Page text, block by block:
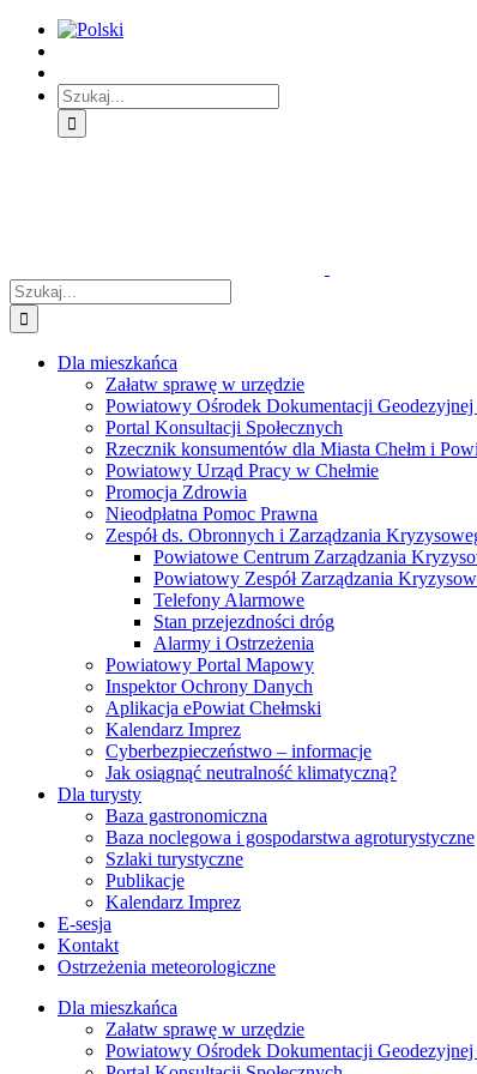
Skip
Treść
główna
Skip
Menu
główne
Skip
Menu
dodatkowe
Szukaj
Szukaj
Dla mieszkańca
Załatw sprawę w urzędzie
Powiatowy Ośrodek Dokumentacji
Portal Konsultacji Społecznych
Rzecznik konsumentów dla Miasta Chełm i
Powiatowy Urząd Pracy w Chełmie
Promocja Zdrowia
Nieodpłatna Pomoc Prawna
Zespół ds. Obronnych i Zarządzania
Powiatowe Centrum Zarządzania
Powiatowy Zespół Zarządzania
Telefony Alarmowe
Stan przejezdności dróg
Alarmy i Ostrzeżenia
Powiatowy Portal Mapowy
Inspektor Ochrony Danych
Aplikacja ePowiat Chełmski
Kalendarz Imprez
Cyberbezpieczeństwo – informacje
Jak osiągnąć neutralność klimatyczną?
Dla turysty
Baza gastronomiczna
Baza noclegowa i gospodarstwa agroturystyczne
Szlaki turystyczne
Publikacje
Kalendarz Imprez
E-sesja
Kontakt
Ostrzeżenia meteorologiczne
Dla mieszkańca
Załatw sprawę w urzędzie
Powiatowy Ośrodek Dokumentacji